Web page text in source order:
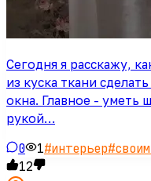
Сегодня я расскажу,
из куска ткани
окна. Главное - уметь
рукой…
0 1#интерьер#
12